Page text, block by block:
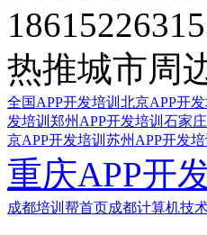
热推城市周
全国APP开发培训 北京APP开发
发培训 郑州APP开发培训 石家
京APP开发培训 苏州APP开发培
重庆APP开
成都培训帮首页成都计算机技